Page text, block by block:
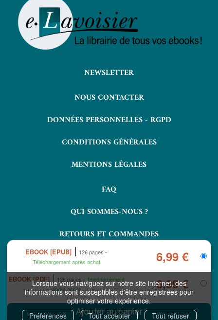
Lorsque vous naviguez sur notre site internet, des
informations sont susceptibles d'être enregistrées pour
optimiser votre expérience.
Préférences
Tout accepter Tout refuser
EBOOK [EPUB]
126 pages
Téléchargement après achat
6,99 €
EBOOK [PDF] 126 pages
Téléchargement
après achat
6,99 €
NEWSLETTER
NOUS CONTACTER
DONNÉES PERSONNELLES - RGPD
CONDITIONS GÉNÉRALES
MENTIONS LÉGALES
FAQ
QUI SOMMES-NOUS ?
RETOURS ET COMMANDES
COPYRIGHT © 2026 LAVOISIER ET NUXOS PUBLISHING TECHNOLOGIES.
IZIBOOK®ETIZIBOOKS®SONT DES MARQUES DÉPOSÉES DE LA